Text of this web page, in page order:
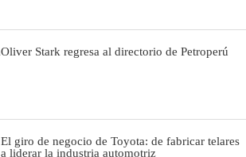
Oliver Stark regresa al directorio de Petroperú
El giro de negocio de Toyota: de fabricar telares
a liderar la industria automotriz